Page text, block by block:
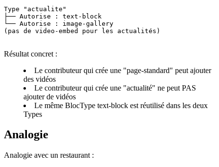
Type "actualite"
├── Autorise : text-block
└── Autorise : image-gallery
(pas de video-embed pour les actualités)
Résultat concret :
Le contributeur qui crée une "page-standard" peut ajouter
des vidéos
Le contributeur qui crée une "actualité" ne peut PAS
ajouter de vidéos
Le même BlocType text-block est réutilisé dans les deux
Types
Analogie
Analogie avec un restaurant :